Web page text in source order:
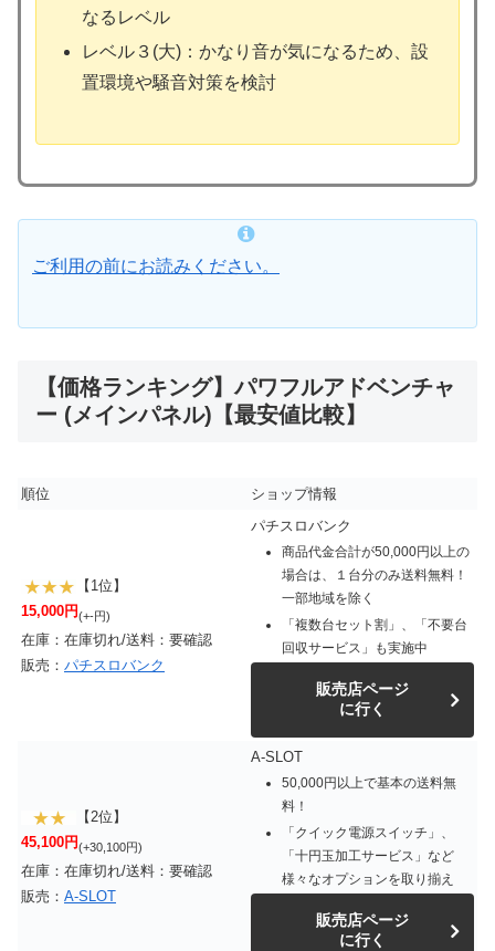
なるレベル
レベル３(大)：かなり音が気になるため、設
置環境や騒音対策を検討
ご利用の前にお読みください。
【価格ランキング】パワフルアドベンチャ
ー (メインパネル)【最安値比較】
順位 ショップ情報
【1位】
15,000円(+-円)
在庫：在庫切れ/送料：要確認
販売： パチスロバンク
パチスロバンク
商品代金合計が50,000円以上の
場合は、１台分のみ送料無料！
一部地域を除く
「複数台セット割」、「不要台
回収サービス」も実施中
販売店ページ
に行く
【2位】
45,100円(+30,100円)
在庫：在庫切れ/送料：要確認
販売： A-SLOT
A-SLOT
50,000円以上で基本の送料無
料！
「クイック電源スイッチ」、
「十円玉加工サービス」など
様々なオプションを取り揃え
販売店ページ
に行く